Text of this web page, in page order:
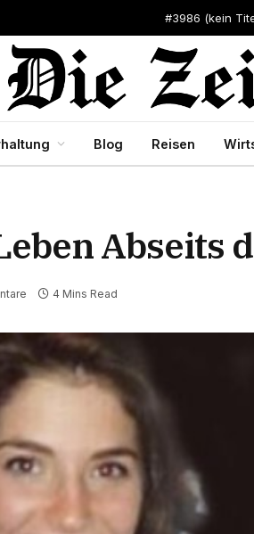
#3986 (kein
Blog Reisen
Abseits
4 Mins Read